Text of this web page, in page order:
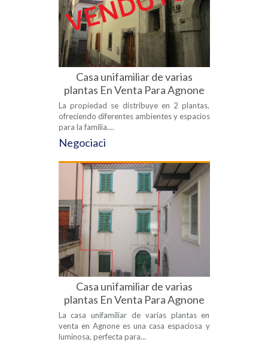
Casa unifamiliar de varias
plantas En Venta Para Agnone
La propiedad se distribuye en 2 plantas,
ofreciendo diferentes ambientes y espacios
para la familia....
Negociaci
Casa unifamiliar de varias
plantas En Venta Para Agnone
La casa unifamiliar de varias plantas en
venta en Agnone es una casa espaciosa y
luminosa, perfecta para...